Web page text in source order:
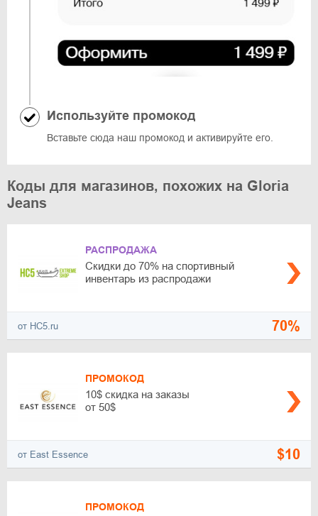
Используйте промокод
Вставьте сюда наш промокод и активируйте его.
Коды для магазинов, похожих на Gloria
Jeans
РАСПРОДАЖА
Скидки до 70% на спортивный
инвентарь из распродажи
от HC5.ru 70%
ПРОМОКОД
10$ скидка на заказы
от 50$
от East Essence $10
ПРОМОКОД